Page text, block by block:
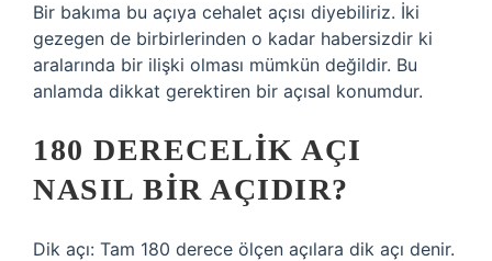
Bir bakıma bu açıya cehalet açısı diyebiliriz. İki
gezegen de birbirlerinden o kadar habersizdir ki
aralarında bir ilişki olması mümkün değildir. Bu
anlamda dikkat gerektiren bir açısal konumdur.
180 DERECELIK AÇI
NASIL BIR AÇIDIR?
Dik açı: Tam 180 derece ölçen açılara dik açı denir.